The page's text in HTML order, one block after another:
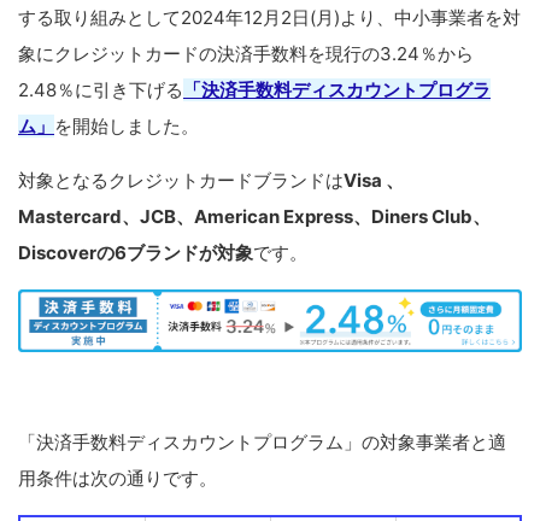
する取り組みとして2024年12月2日(月)より、中小事業者を対
象にクレジットカードの決済手数料を現行の3.24％から
2.48％に引き下げる 「決済手数料ディスカウントプログラ
ム」 を開始しました。
対象となるクレジットカードブランドはVisa 、
Mastercard、JCB、American Express、Diners Club、
Discoverの6ブランドが対象です。
「決済手数料ディスカウントプログラム」の対象事業者と適
用条件は次の通りです。